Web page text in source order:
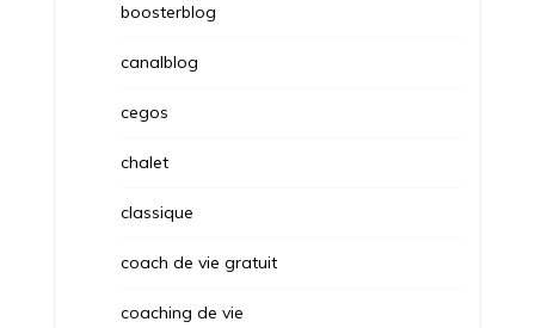
boosterblog
canalblog
cegos
chalet
classique
coach de vie gratuit
coaching de vie